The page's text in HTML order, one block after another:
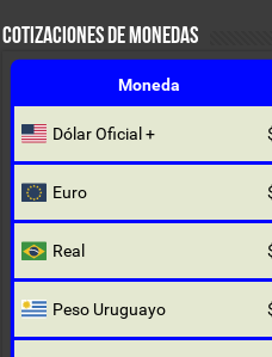
COTIZACIONES DE MONEDAS
Moneda
Dólar Oficial +
Euro
Real
Peso Uruguayo